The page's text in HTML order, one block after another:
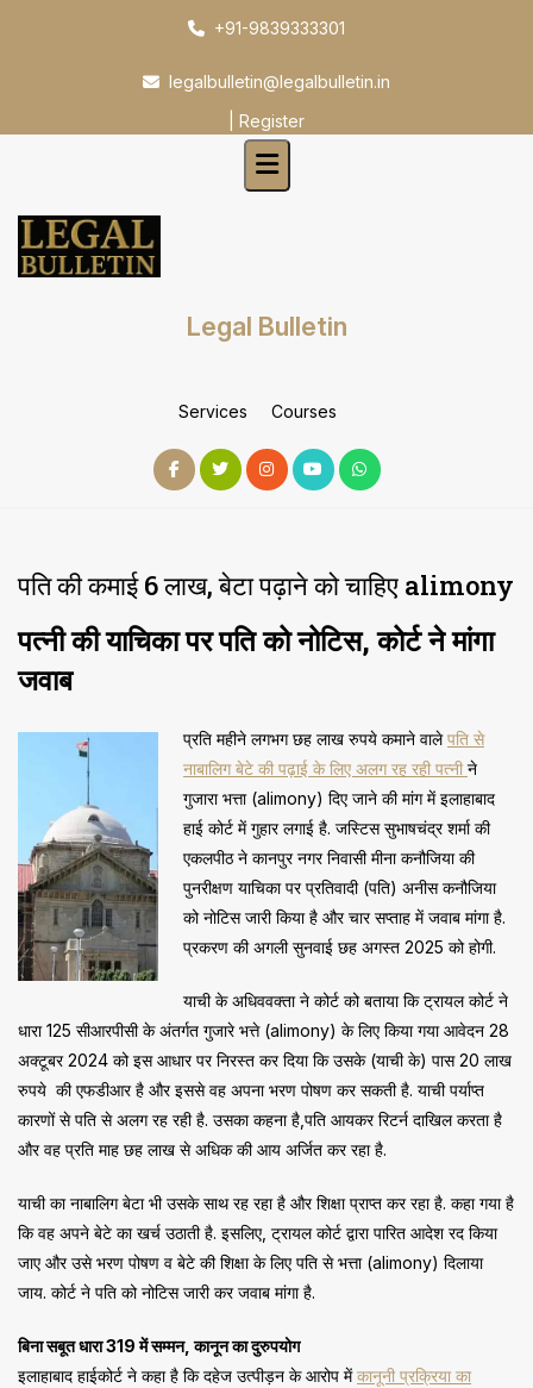
+91-9839333301
legalbulletin@legalbulletin.in
Register
Legal Bulletin
Services Courses
पति की कमाई 6 लाख, बेटा पढ़ाने को चाहिए alimony
पत्नी की याचिका पर पति को नोटिस, कोर्ट ने मांगा
जवाब
प्रति महीने लगभग छह लाख रुपये कमाने वालेपति से
नाबालिग बेटे की पढ़ाई के लिए अलग रह रही पत्नी ने
गुजारा भत्ता (alimony) दिए जाने की मांग में इलाहाबाद
हाई कोर्ट में गुहार लगाई है. जस्टिस सुभाषचंद्र शर्मा की
एकलपीठ ने कानपुर नगर निवासी मीना कनौजिया की
पुनरीक्षण याचिका पर प्रतिवादी (पति) अनीस कनौजिया
को नोटिस जारी किया है और चार सप्ताह में जवाब मांगा है.
प्रकरण की अगली सुनवाई छह अगस्त 2025 को होगी.
याची के अधिववक्ता ने कोर्ट को बताया कि ट्रायल कोर्ट ने
धारा 125 सीआरपीसी के अंतर्गत गुजारे भत्ते (alimony) के लिए किया गया आवेदन 28
अक्टूबर 2024 को इस आधार पर निरस्त कर दिया कि उसके (याची के) पास 20 लाख
रुपये की एफडीआर है और इससे वह अपना भरण पोषण कर सकती है. याची पर्याप्त
कारणों से पति से अलग रह रही है. उसका कहना है,पति आयकर रिटर्न दाखिल करता है
और वह प्रति माह छह लाख से अधिक की आय अर्जित कर रहा है.
याची का नाबालिग बेटा भी उसके साथ रह रहा है और शिक्षा प्राप्त कर रहा है. कहा गया है
कि वह अपने बेटे का खर्च उठाती है. इसलिए, ट्रायल कोर्ट द्वारा पारित आदेश रद किया
जाए और उसे भरण पोषण व बेटे की शिक्षा के लिए पति से भत्ता (alimony) दिलाया
जाय. कोर्ट ने पति को नोटिस जारी कर जवाब मांगा है.
बिना सबूत धारा 319 में सम्मन, कानून का दुरुपयोग
इलाहाबाद हाईकोर्ट ने कहा है कि दहेज उत्पीड़न के आरोप मेंकानूनी प्रक्रिया का